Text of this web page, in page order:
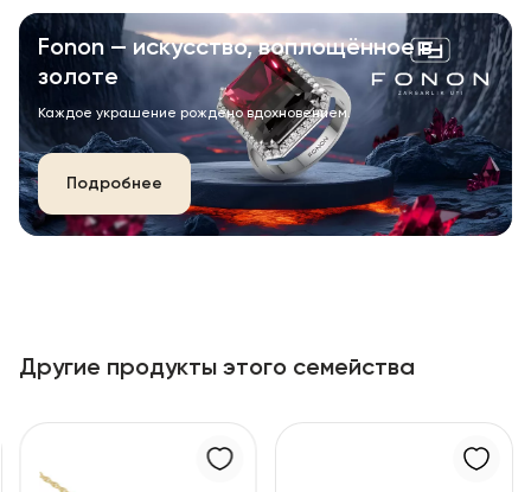
Fonon — искусство, воплощённое в
золоте
Каждое украшение рождено вдохновением.
Подробнее
Другие продукты этого семейства